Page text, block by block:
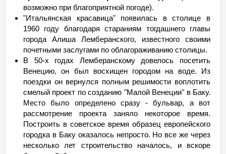
возможно при благоприятной погоде).
"Итальянская красавица" появилась в столице в
1960 году благодаря стараниям тогдашнего главы
города Алиша Лемберанского, известного своими
почетными заслугами по облагораживанию столицы.
В 50-х годах Лемберанскому довелось посетить
Венецию, он был восхищен городом на воде. Из
поездки он вернулся полным решимости воплотить
смелый проект по созданию "Малой Венеции" в Баку.
Место было определено сразу - бульвар, а вот
рассмотрение проекта заняло некоторое время.
Построить в советское время образец европейского
городка в Баку оказалось непросто. Но все же через
несколько лет строительство началось, и вскоре